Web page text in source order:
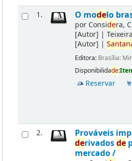
1. O modelo
por Considera,
[Autor] |
[Autor] |
Editora: Brasília:
Disponibilidade:
Reservar
2. Prováveis
derivadosde
mercado /